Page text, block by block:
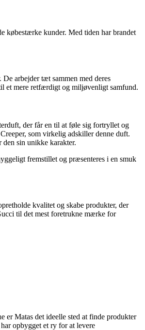
købestærke kunder. Med tiden har brandet
arbejder tæt sammen med deres
et mere retfærdigt og miljøvenligt samfund.
der får en til at føle sig fortryllet og
som virkelig adskiller denne duft.
sin unikke karakter.
fremstillet og præsenteres i en smuk
kvalitet og skabe produkter, der
til det mest foretrukne mærke for
er Matas det ideelle sted at finde produkter
opbygget et ry for at levere